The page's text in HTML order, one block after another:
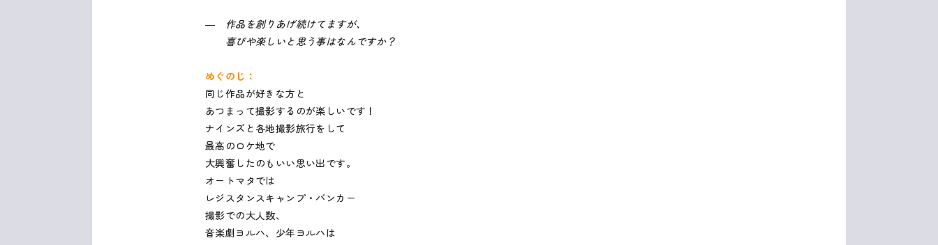
― 作品を創りあげ続けてますが、
喜びや楽しいと思う事はなんですか？
めぐのじ：
同じ作品が好きな方と
あつまって撮影するのが楽しいです！
ナインズと各地撮影旅行をして
最高のロケ地で
大興奮したのもいい思い出です。
オートマタでは
レジスタンスキャンプ・バンカー
撮影での大人数、
音楽劇ヨルハ、少年ヨルハは